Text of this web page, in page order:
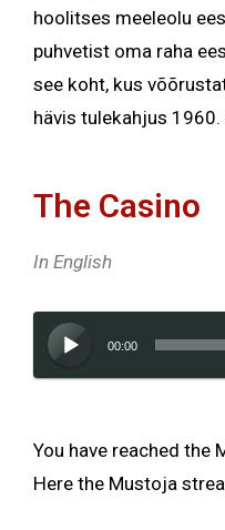
hoolitses meeleolu
puhvetist oma raha
see koht, kus
hävis tulekahjus
The Casino
In English
Audioesitaja
00:00
You have reached the
Here the Mustoja